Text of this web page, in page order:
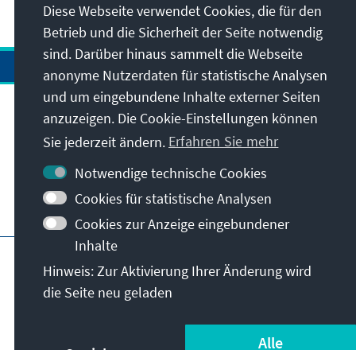
Anschrift
Kontakt
Besuchen Sie auch
Hauptseite der KAS
Nutzungsbedingungen
Erklärung zur Barrierefreiheit
© Konrad-Adenauer-Stiftung e.V. 2026
Diese Webseite verwendet Cookies, die für den
Betrieb und die Sicherheit der Seite notwendig
sind. Darüber hinaus sammelt die Webseite
anonyme Nutzerdaten für statistische Analysen
und um eingebundene Inhalte externer Seiten
anzuzeigen. Die Cookie-Einstellungen können
Sie jederzeit ändern. Erfahren Sie mehr
Notwendige technische Cookies
Cookies für statistische Analysen
Cookies zur Anzeige eingebundener
Inhalte
Hinweis: Zur Aktivierung Ihrer Änderung wird
die Seite neu geladen
Alle